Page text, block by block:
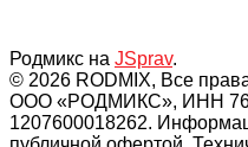
Родмикс на JSprav.
© 2026 RODMIX, Все
ООО «РОДМИКС», ИНН
1207600018262.